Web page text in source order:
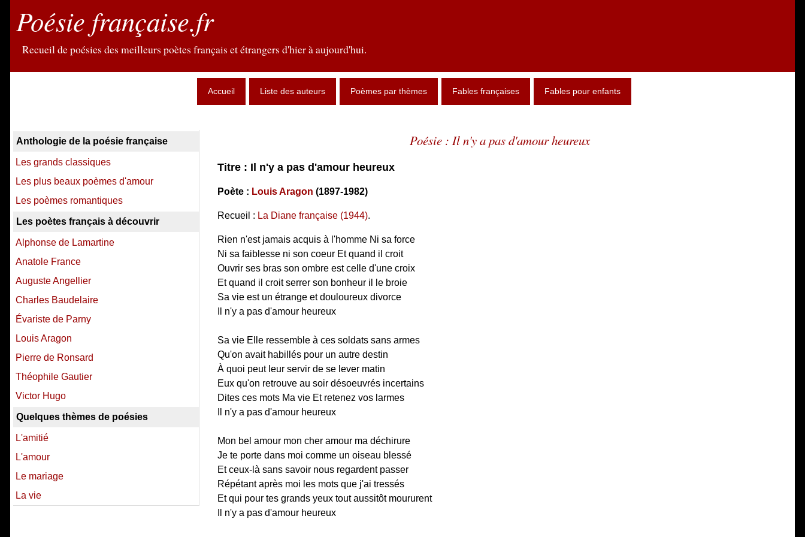
Poésie française.fr
Recueil de poésies des meilleurs poètes français et étrangers d'hier à aujourd'hui.
Accueil Liste des auteurs Poèmes par thèmes Fables françaises Fables pour enfants
Poésie : Il n'y a pas d'amour heureux
Titre : Il n'y a pas d'amour heureux
Poète : Louis Aragon (1897-1982)
Recueil : La Diane française (1944).
Rien n'est jamais acquis à l'homme Ni sa force
Ni sa faiblesse ni son coeur Et quand il croit
Ouvrir ses bras son ombre est celle d'une croix
Et quand il croit serrer son bonheur il le broie
Sa vie est un étrange et douloureux divorce
Il n'y a pas d'amour heureux
Sa vie Elle ressemble à ces soldats sans armes
Qu'on avait habillés pour un autre destin
À quoi peut leur servir de se lever matin
Eux qu'on retrouve au soir désoeuvrés incertains
Dites ces mots Ma vie Et retenez vos larmes
Il n'y a pas d'amour heureux
Mon bel amour mon cher amour ma déchirure
Je te porte dans moi comme un oiseau blessé
Et ceux-là sans savoir nous regardent passer
Répétant après moi les mots que j'ai tressés
Et qui pour tes grands yeux tout aussitôt moururent
Il n'y a pas d'amour heureux
Anthologie de la poésie française
Les grands classiques
Les plus beaux poèmes d'amour
Les poèmes romantiques
Les poètes français à découvrir
Alphonse de Lamartine
Anatole France
Auguste Angellier
Charles Baudelaire
Évariste de Parny
Louis Aragon
Pierre de Ronsard
Théophile Gautier
Victor Hugo
Quelques thèmes de poésies
L'amitié
L'amour
Le mariage
La vie